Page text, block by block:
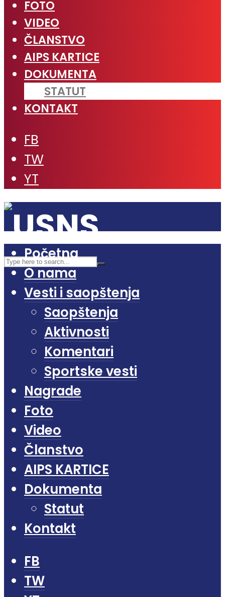
FOTO
VIDEO
ČLANSTVO
AIPS KARTICE
DOKUMENTA
STATUT
KONTAKT
FB
TW
YT
Početna
O nama
Vesti i saopštenja
Saopštenja
Aktivnosti
Komentari
Sportske vesti
Nagrade
Foto
Video
Članstvo
AIPS KARTICE
Dokumenta
Statut
Kontakt
FB
TW